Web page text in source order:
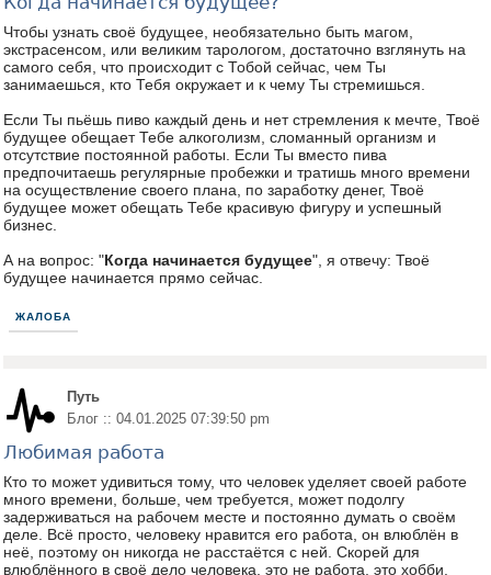
Чтобы узнать своё будущее, необязательно быть магом,
экстрасенсом, или великим тарологом, достаточно взглянуть на
самого себя, что происходит с Тобой сейчас, чем Ты
занимаешься, кто Тебя окружает и к чему Ты стремишься.
Если Ты пьёшь пиво каждый день и нет стремления к мечте, Твоё
будущее обещает Тебе алкоголизм, сломанный организм и
отсутствие постоянной работы. Если Ты вместо пива
предпочитаешь регулярные пробежки и тратишь много времени
на осуществление своего плана, по заработку денег, Твоё
будущее может обещать Тебе красивую фигуру и успешный
бизнес.
А на вопрос: "Когда начинается будущее", я отвечу: Твоё
будущее начинается прямо сейчас.
ЖАЛОБА
Путь
Блог :: 04.01.2025 07:39:50 pm
Любимая работа
Кто то может удивиться тому, что человек уделяет своей работе
много времени, больше, чем требуется, может подолгу
задерживаться на рабочем месте и постоянно думать о своём
деле. Всё просто, человеку нравится его работа, он влюблён в
неё, поэтому он никогда не расстаётся с ней. Скорей для
влюблённого в своё дело человека, это не работа, это хобби.